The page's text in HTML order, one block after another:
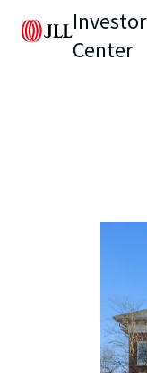
Investor
Center